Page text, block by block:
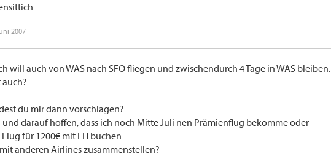
2007
will auch von WAS nach SFO fliegen und zwischendurch 4 Tage in WAS bleiben.
auch?
du mir dann vorschlagen?
und darauf hoffen, dass ich noch Mitte Juli nen Prämienflug bekomme oder
Flug für 1200€ mit LH buchen
anderen Airlines zusammenstellen?